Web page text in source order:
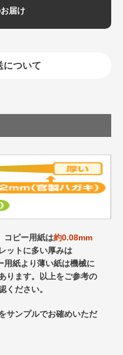
届け
について
コピー用紙は約0.08mm
ットに多い厚みは
用紙より薄い紙は機械に
ります。以上をご参考の
ください。
サンプルでお確めいただ